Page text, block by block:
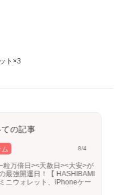
ト×3
の記事
ム 8/4
粒万倍日><天赦日><大安>が
最強開運日！【 HASHIBAMI
ニウォレット、iPhoneケー